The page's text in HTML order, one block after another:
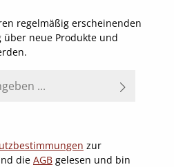
regelmäßig erscheinenden
neue Produkte und
zur
die AGB gelesen und bin